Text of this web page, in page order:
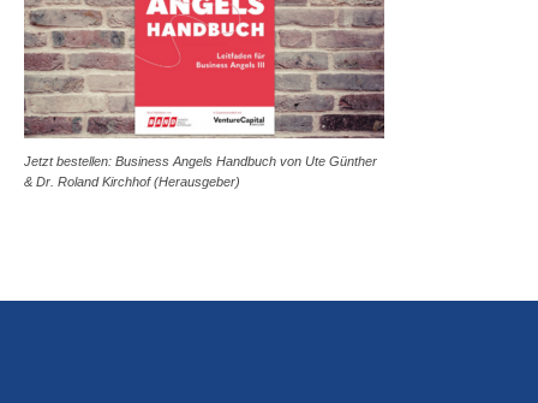
Jetzt bestellen: Business Angels Handbuch von Ute Günther
& Dr. Roland Kirchhof (Herausgeber)